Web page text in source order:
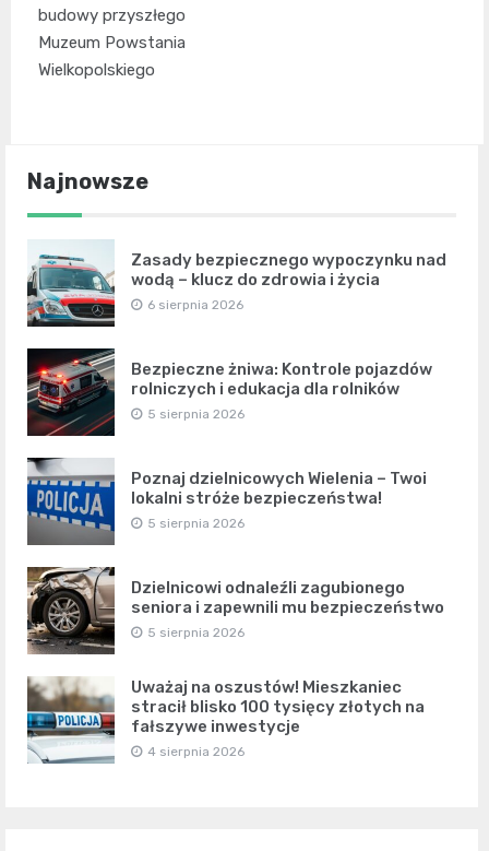
budowy przyszłego
Muzeum Powstania
Wielkopolskiego
Najnowsze
Zasady bezpiecznego wypoczynku nad
wodą – klucz do zdrowia i życia
6 sierpnia 2026
Bezpieczne żniwa: Kontrole pojazdów
rolniczych i edukacja dla rolników
5 sierpnia 2026
Poznaj dzielnicowych Wielenia – Twoi
lokalni stróże bezpieczeństwa!
5 sierpnia 2026
Dzielnicowi odnaleźli zagubionego
seniora i zapewnili mu bezpieczeństwo
5 sierpnia 2026
Uważaj na oszustów! Mieszkaniec
stracił blisko 100 tysięcy złotych na
fałszywe inwestycje
4 sierpnia 2026